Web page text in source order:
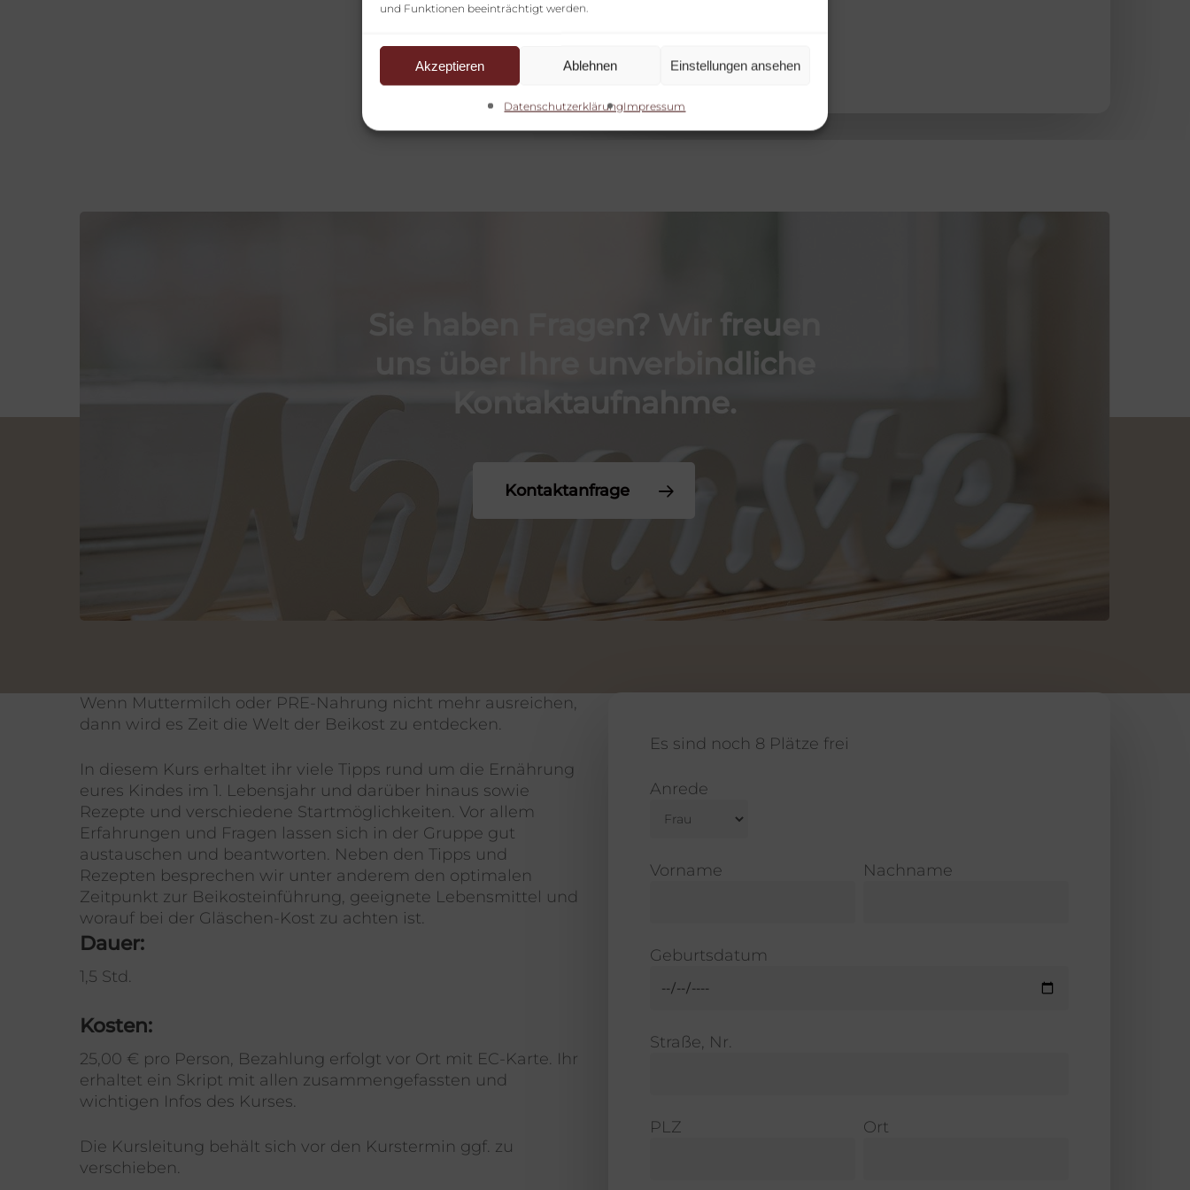
und Funktionen beeinträchtigt werden.
Akzeptieren Ablehnen Einstellungen ansehen
DatenschutzerklärungImpressum
freuen
unverbindliche
Kontaktaufnahme.
Kontaktanfrage
Wenn Muttermilch oder PRE-Nahrung nicht mehr ausreichen,
dann wird es Zeit die Welt der Beikost zu entdecken.
In diesem Kurs erhaltet ihr viele Tipps rund um die Ernährung
eures Kindes im 1. Lebensjahr und darüber hinaus sowie
Rezepte und verschiedene Startmöglichkeiten. Vor allem
Erfahrungen und Fragen lassen sich in der Gruppe gut
austauschen und beantworten. Neben den Tipps und
Rezepten besprechen wir unter anderem den optimalen
Zeitpunkt zur Beikosteinführung, geeignete Lebensmittel und
worauf bei der Gläschen-Kost zu achten ist.
Dauer:
1,5 Std.
Kosten:
25,00 € pro Person, Bezahlung erfolgt vor Ort mit EC-Karte. Ihr
erhaltet ein Skript mit allen zusammengefassten und
wichtigen Infos des Kurses.
Die Kursleitung behält sich vor den Kurstermin ggf. zu
verschieben.
Es sind noch 8 Plätze frei
Anrede
Vorname Nachname
Geburtsdatum
Straße, Nr.
PLZ Ort